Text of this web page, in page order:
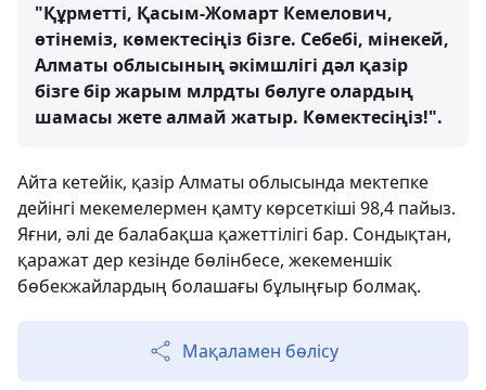
"Құрметті, Қасым-Жомарт Кемелович,
өтінеміз, көмектесіңіз бізге. Себебі, мінекей,
Алматы облысының әкімшлігі дәл қазір
бізге бір жарым млрдты бөлуге олардың
шамасы жете алмай жатыр. Көмектесіңіз!".
Айта кетейік, қазір Алматы облысында мектепке
дейінгі мекемелермен қамту көрсеткіші 98,4 пайыз.
Яғни, әлі де балабақша қажеттілігі бар. Сондықтан,
қаражат дер кезінде бөлінбесе, жекеменшік
бөбекжайлардың болашағы бұлыңғыр болмақ.
Мақаламен бөлісу